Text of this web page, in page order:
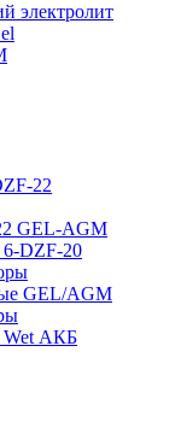
электролит
22
GEL-AGM
6-DZF-20
GEL/AGM
Wet АКБ